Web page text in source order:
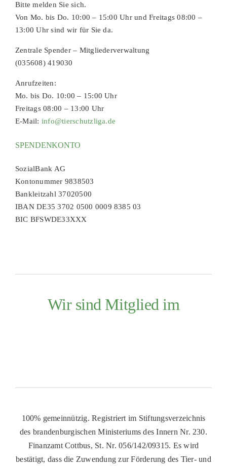
Bitte melden Sie sich.
Von Mo. bis Do. 10:00 – 15:00 Uhr und Freitags 08:00 –
13:00 Uhr sind wir für Sie da.
Zentrale Spender – Mitgliederverwaltung
(035608) 419030
Anrufzeiten:
Mo. bis Do. 10:00 – 15:00 Uhr
Freitags 08:00 – 13:00 Uhr
E-Mail: info@tierschutzliga.de
SPENDENKONTO
SozialBank AG
Kontonummer 9838503
Bankleitzahl 37020500
IBAN DE35 3702 0500 0009 8385 03
BIC BFSWDE33XXX
Wir sind Mitglied im
100% gemeinnützig. Registriert im Stiftungsverzeichnis
des brandenburgischen Ministeriums des Innern Nr. 230.
Finanzamt Cottbus, St. Nr. 056/142/09315. Es wird
bestätigt, dass die Zuwendung zur Förderung des Tier- und